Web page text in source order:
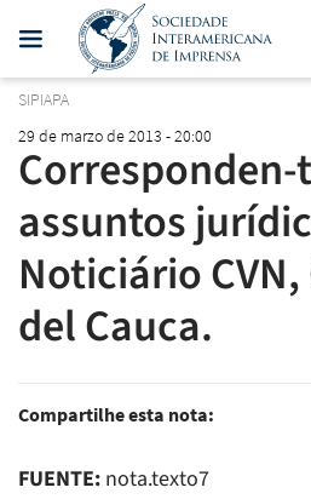
SIPIAPA
29 de marzo de 2013 - 20:00
Corresponden-
assuntos
Noticiário
del Cauca.
Compartilhe esta nota:
FUENTE: nota.texto7